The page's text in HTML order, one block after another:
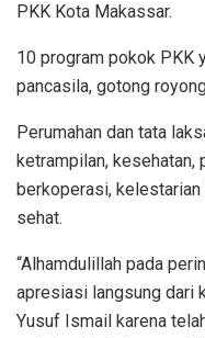
PKK Kota Makassar.
10 program pokok PKK
pancasila, gotong
Perumahan dan tata
ketrampilan, kesehatan,
berkoperasi, kelestarian
sehat.
“Alhamdulillah pada
apresiasi langsung dari
Yusuf Ismail karena